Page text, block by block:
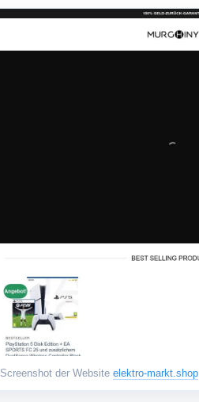
Screenshot der Website elektro-markt.shop